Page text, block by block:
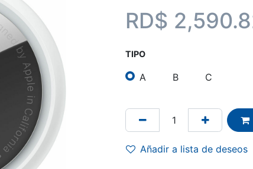
RD$
TIPO
A B C
Añadir a lista de deseos